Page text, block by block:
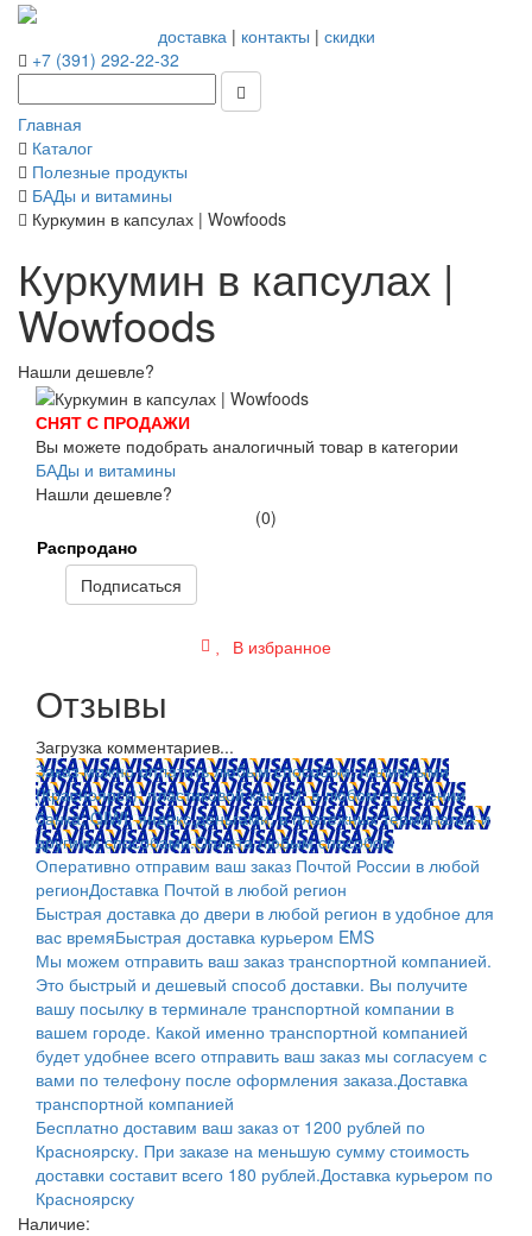
доставка| контакты | скидки
+7 (391) 292-22-32
Главная
Каталог
Полезные продукты
БАДы и витамины
Куркумин в капсулах | Wowfoods
Куркумин в капсулах |
Wowfoods
Нашли дешевле?
СНЯТ С ПРОДАЖИ
Вы можете подобрать аналогичный товар в категории
БАДы и витамины
Нашли дешевле?
(0)
Распродано
Подписаться
В избранное
Отзывы
Загрузка комментариев...
Заказ можно оплатить любым способом: наличными
(Красноярск); пластиковой картой; в любом отделении
банка; QIWI, яндекс.деньгами; в платежных терминалах и
другими способами.Оплата любым способом
Оперативно отправим ваш заказ Почтой России в любой
регионДоставка Почтой в любой регион
Быстрая доставка до двери в любой регион в удобное для
вас времяБыстрая доставка курьером EMS
Мы можем отправить ваш заказ транспортной компанией.
Это быстрый и дешевый способ доставки. Вы получите
вашу посылку в терминале транспортной компании в
вашем городе. Какой именно транспортной компанией
будет удобнее всего отправить ваш заказ мы согласуем с
вами по телефону после оформления заказа.Доставка
транспортной компанией
Бесплатно доставим ваш заказ от 1200 рублей по
Красноярску. При заказе на меньшую сумму стоимость
доставки составит всего 180 рублей.Доставка курьером по
Красноярску
Наличие: